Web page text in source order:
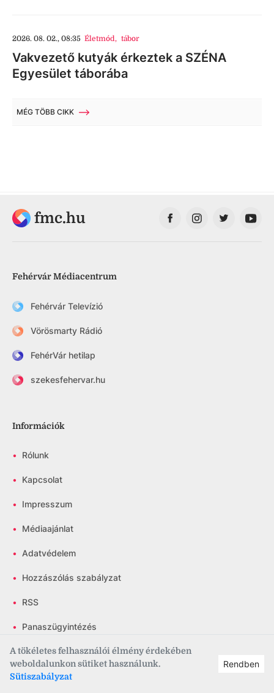
A tökéletes felhasználói élmény érdekében
weboldalunkon sütiket használunk.
Sütiszabályzat
Rendben
2026. 08. 02., 08:35 Életmód, tábor
Vakvezető kutyák érkeztek a SZÉNA
Egyesület táborába
MÉG TÖBB CIKK
fmc.hu
Fehérvár Médiacentrum
Fehérvár Televízió
Vörösmarty Rádió
FehérVár hetilap
szekesfehervar.hu
Információk
• Rólunk
• Kapcsolat
• Impresszum
• Médiaajánlat
• Adatvédelem
• Hozzászólás szabályzat
• RSS
• Panaszügyintézés
• Választási irányelvek